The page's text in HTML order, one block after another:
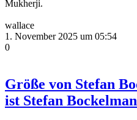
Mukherji.
wallace
1. November 2025 um 05:54
0
Größe von Stefan
ist Stefan